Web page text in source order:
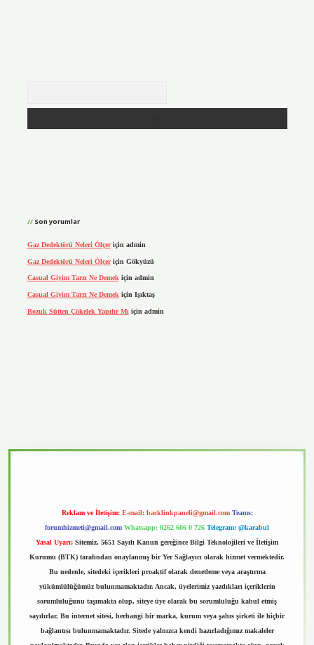
Son yorumlar
Gaz Dedektörü Neleri Ölçeriçin admin
Gaz Dedektörü Neleri Ölçeriçin Gökyüzü
Casual Giyim Tarzı Ne Demekiçin admin
Casual Giyim Tarzı Ne Demek için Işıktaş
Bozuk Sütten Çökelek Yapılır Mı için admin
Reklam ve İletişim: E-mail: backlinkpaneli@gmail.com Teams:
forumhizmeti@gmail.com Whatsapp: 0262 606 0 726 Telegram: @karabul
Yasal Uyarı: Sitemiz, 5651 Sayılı Kanun gereğince Bilgi Teknolojileri ve İletişim
Kurumu (BTK) tarafından onaylanmış bir Yer Sağlayıcı olarak hizmet vermektedir.
Bu nedenle, sitedeki içerikleri proaktif olarak denetleme veya araştırma
yükümlülüğümüz bulunmamaktadır. Ancak, üyelerimiz yazdıkları içeriklerin
sorumluluğunu taşımakta olup, siteye üye olarak bu sorumluluğu kabul etmiş
sayılırlar. Bu internet sitesi, herhangi bir marka, kurum veya şahıs şirketi ile hiçbir
bağlantısı bulunmamaktadır. Sitede yalnızca kendi hazırladığımız makaleler